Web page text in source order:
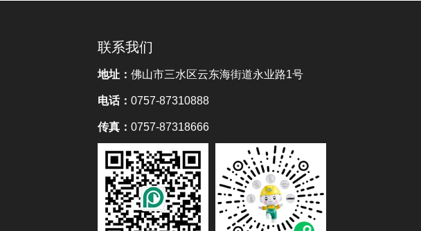
联系我们
地址： 佛山市三水区云东海街道永业路1号
电话： 0757-87310888
传真： 0757-87318666